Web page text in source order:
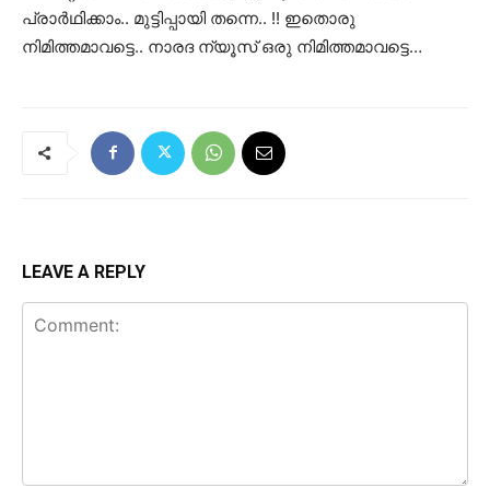
പ്രാര്‍ഥിക്കാം.. മുട്ടിപ്പായി തന്നെ.. !! ഇതൊരു
നിമിത്തമാവട്ടെ.. നാരദ ന്യൂസ് ഒരു നിമിത്തമാവട്ടെ…
LEAVE A REPLY